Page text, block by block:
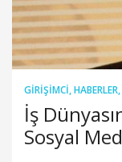
GIRIŞIMCI,HABERLER,
İş
Sosyal